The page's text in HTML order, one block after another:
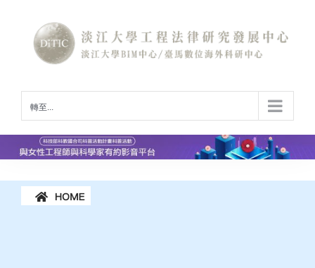
content
轉至...
歷屆活動花絮 最新活動&歷屆